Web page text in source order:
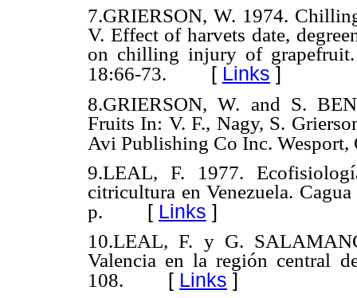
7.GRIERSON, W. 1974.
V. Effect of harvets date,
on chilling injury of
18:66-73. [ Links ]
8.GRIERSON, W. and S.
Fruits In: V. F., Nagy, S.
Avi Publishing Co Inc. Wesport,
9.LEAL, F. 1977.
citricultura en Venezuela.
p. [ Links ]
10.LEAL, F. y G.
Valencia en la región central
108. [ Links ]